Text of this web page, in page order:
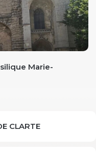
Marie-
CLARTE